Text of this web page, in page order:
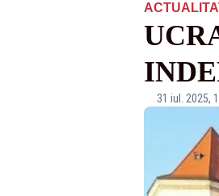
31 iul. 2025,